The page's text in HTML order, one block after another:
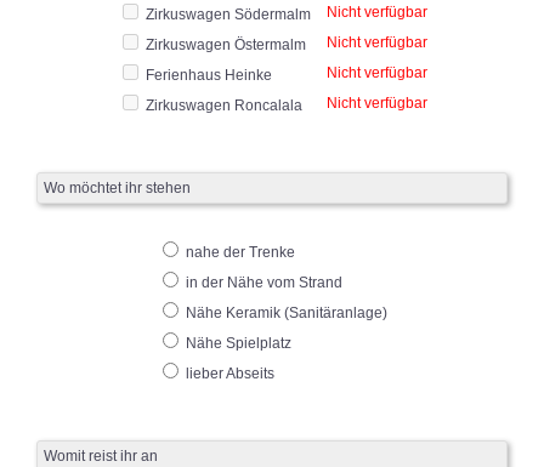
Zirkuswagen Södermalm
Nicht verfügbar
Zirkuswagen Östermalm
Nicht verfügbar
Ferienhaus Heinke
Nicht verfügbar
Zirkuswagen Roncalala
Nicht verfügbar
Wo möchtet ihr stehen
nahe der Trenke
in der Nähe vom Strand
Nähe Keramik (Sanitäranlage)
Nähe Spielplatz
lieber Abseits
Womit reist ihr an